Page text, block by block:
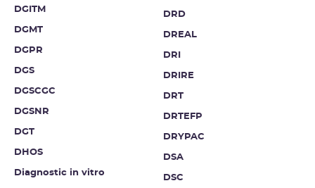
DGITM
DGMT
DGPR
DGS
DGSCGC
DGSNR
DGT
DHOS
Diagnostic in vitro
DRD
DREAL
DRI
DRIRE
DRT
DRTEFP
DRYPAC
DSA
DSC